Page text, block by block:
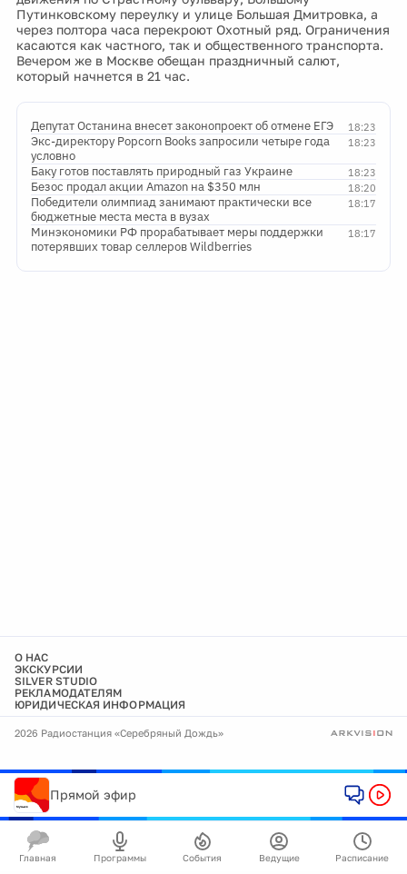
Путинковскому переулку и улице Большая Дмитровка, а
через полтора часа перекроют Охотный ряд. Ограничения
касаются как частного, так и общественного транспорта.
Вечером же в Москве обещан праздничный салют,
который начнется в 21 час.
18:23
Депутат Останина внесет законопроект об отмене ЕГЭ
18:23
Экс-директору Popcorn Books запросили четыре года
условно
18:23
Баку готов поставлять природный газ Украине
18:20
Безос продал акции Amazon на $350 млн
18:17
Победители олимпиад занимают практически все
бюджетные места места в вузах
18:17
Минэкономики РФ прорабатывает меры поддержки
потерявших товар селлеров Wildberries
О НАС
ЭКСКУРСИИ
SILVER STUDIO
РЕКЛАМОДАТЕЛЯМ
ЮРИДИЧЕСКАЯ ИНФОРМАЦИЯ
2026 Радиостанция «Серебряный Дождь»
Прямой эфир
Главная Программы События Ведущие Расписание